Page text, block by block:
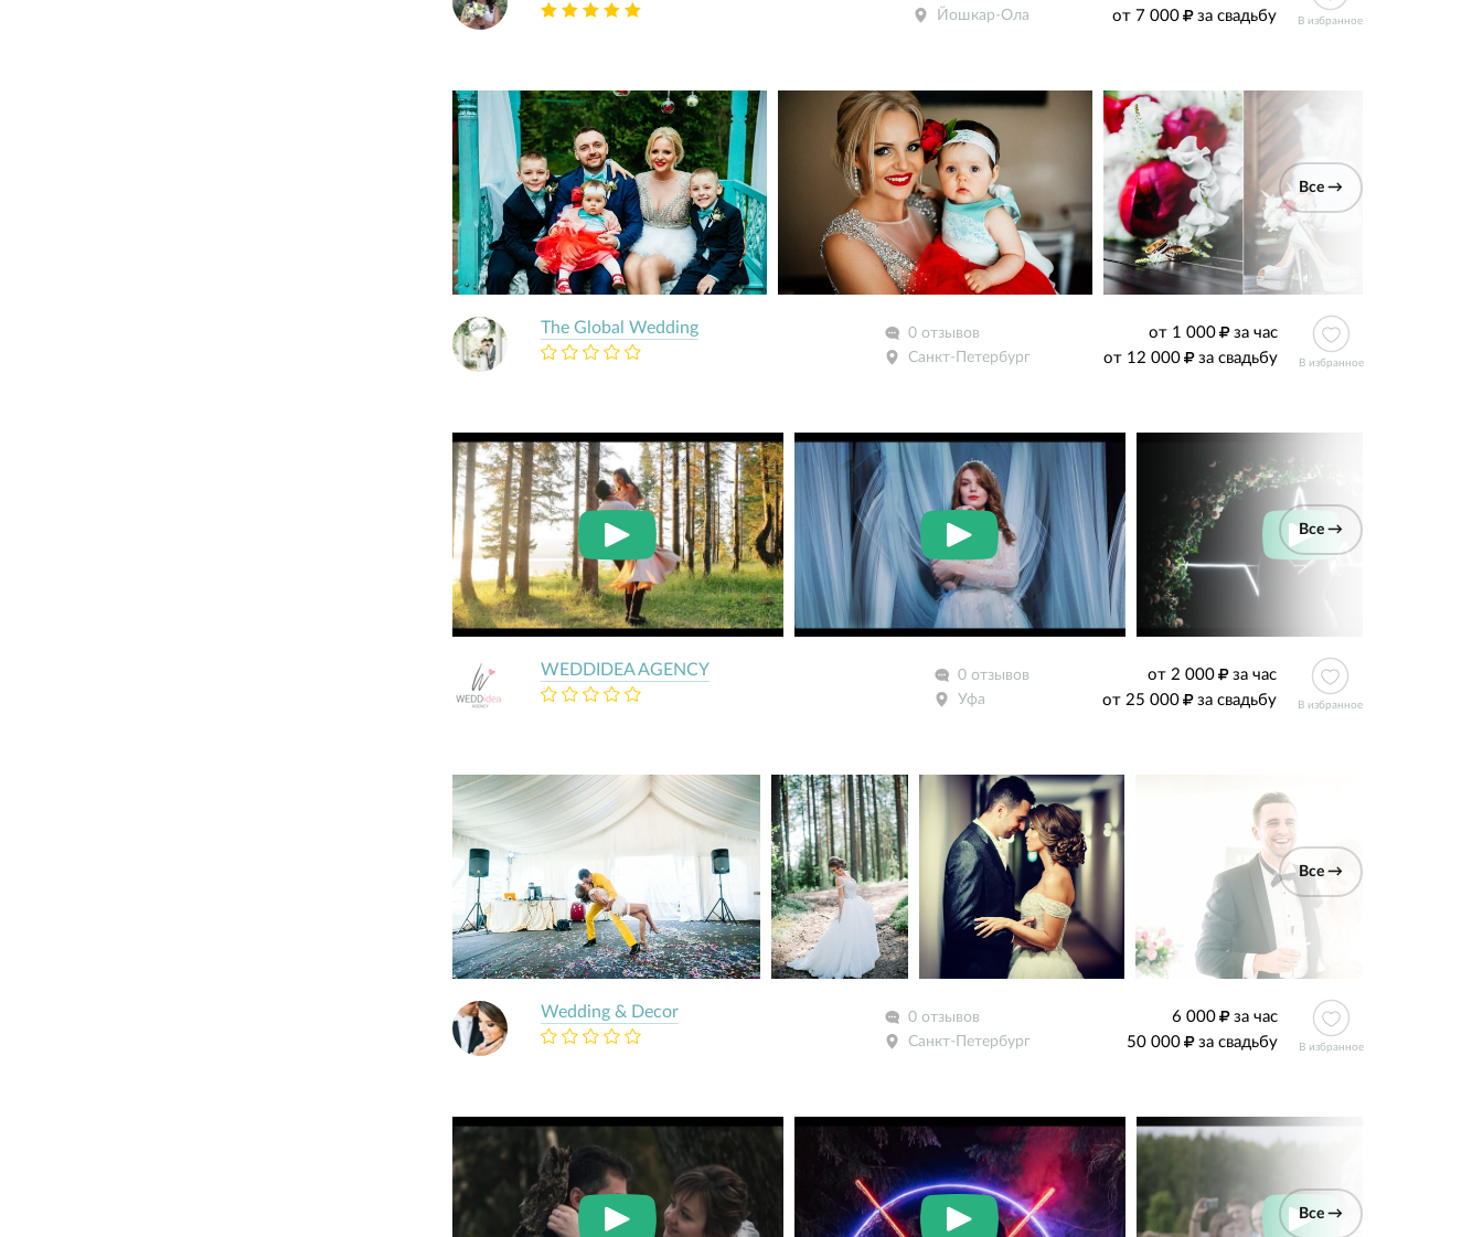
Йошкар-Ола
от 7 000
за свадьбу В избранное
Все →
The Global Wedding
0 отзывов
Санкт-Петербург
от 1 000
за час
от 12 000
за свадьбу В избранное
Все →
WEDDIDEA AGENCY
0 отзывов
Уфа
от 2 000
за час
от 25 000
за свадьбу В избранное
Все →
Wedding & Decor
0 отзывов
Санкт-Петербург
6 000
за час
50 000
за свадьбу В избранное
Все →